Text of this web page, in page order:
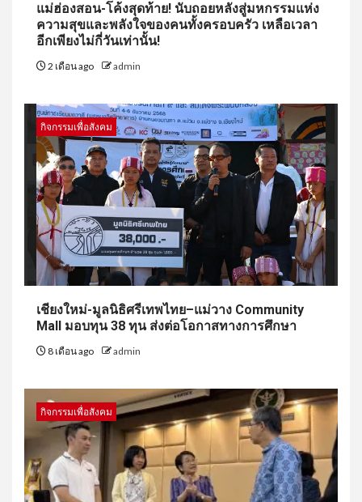
แม่ฮ่องสอน-โค้งสุดท้าย! นับถอยหลังสู่มหกรรมแห่ง
ความสุขและพลังใจของคนทั้งครอบครัว เหลือเวลา
อีกเพียงไม่กี่วันเท่านั้น!
2 เดือน ago admin
กิจกรรมเพื่อสังคม
เชียงใหม่-มูลนิธิศรีเทพไทย–แม่วาง Community
Mall มอบทุน 38 ทุน ส่งต่อโอกาสทางการศึกษา
8 เดือน ago admin
กิจกรรมเพื่อสังคม